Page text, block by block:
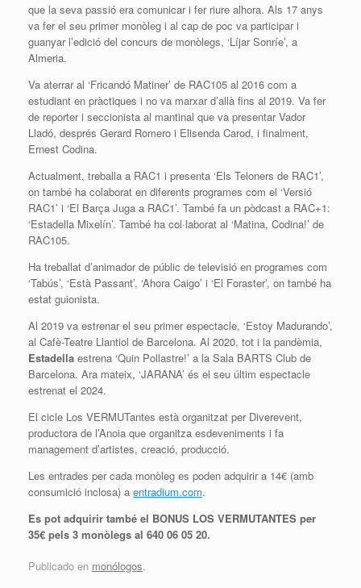
que la seva passió era comunicar i fer riure alhora. Als 17 anys
va fer el seu primer monòleg i al cap de poc va participar i
guanyar l’edició del concurs de monòlegs, ‘Líjar Sonríe’, a
Almeria.
Va aterrar al ‘Fricandó Matiner’ de RAC105 al 2016 com a
estudiant en pràctiques i no va marxar d’allà fins al 2019. Va fer
de reporter i seccionista al mantinal que va presentar Vador
Lladó, després Gerard Romero i Elisenda Carod, i finalment,
Ernest Codina.
Actualment, treballa a RAC1 i presenta ‘Els Teloners de RAC1’,
on també ha colaborat en diferents programes com el ‘Versió
RAC1’ i ‘El Barça Juga a RAC1’. També fa un pòdcast a RAC+1:
‘Estadella Mixelín’. També ha col·laborat al ‘Matina, Codina!’ de
RAC105.
Ha treballat d’animador de públic de televisió en programes com
‘Tabús’, ‘Està Passant’, ‘Ahora Caigo’ i ‘El Foraster’, on també ha
estat guionista.
Al 2019 va estrenar el seu primer espectacle, ‘Estoy Madurando’,
al Cafè-Teatre Llantiol de Barcelona. Al 2020, tot i la pandèmia,
Estadella estrena ‘Quin Pollastre!’ a la Sala BARTS Club de
Barcelona. Ara mateix, ‘JARANA’ és el seu últim espectacle
estrenat el 2024.
El cicle Los VERMUTantes està organitzat per Diverevent,
productora de l’Anoia que organitza esdeveniments i fa
management d’artistes, creació, producció.
Les entrades per cada monòleg es poden adquirir a 14€ (amb
consumició inclosa) a entradium.com.
Es pot adquirir també el BONUS LOS VERMUTANTES per
35€ pels 3 monòlegs al 640 06 05 20.
Publicado en monólogos.